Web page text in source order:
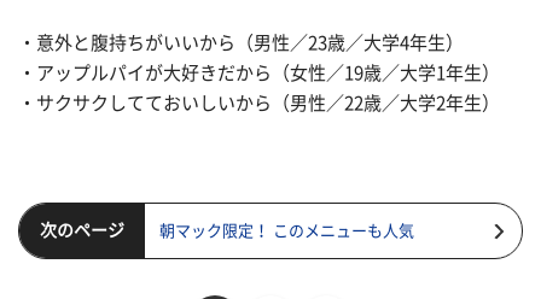
・意外と腹持ちがいいから（男性／23歳／大学4年生）
・アップルパイが大好きだから（女性／19歳／大学1年生）
・サクサクしてておいしいから（男性／22歳／大学2年生）
次のページ 朝マック限定！ このメニューも人気